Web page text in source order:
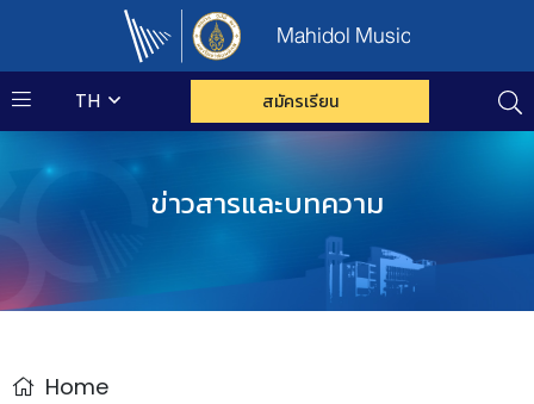
Mahidol Music
TH สมัครเรียน
ข่าวสารและบทความ
Home